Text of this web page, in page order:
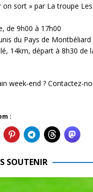
sort » par La troupe
de 9h00 à 17h00
du Pays de
14km, départ à 8h30 de
week-end ? Contactez-
:
SOUTENIR